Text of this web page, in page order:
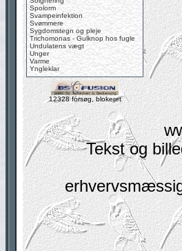
Spolorm
Svampeinfektion
Svømmere
Sygdomstegn og pleje
Trichomonas - Gulknop hos fugle
Undulatens vægt
Unger
Varme
Yngleklar
12328 forsøg, blokeret
Tekst og